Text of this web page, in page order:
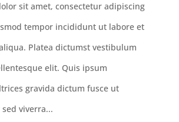
sit amet, consectetur adipiscing
tempor incididunt ut labore et
Platea dictumst vestibulum
elit. Quis ipsum
gravida dictum fusce ut
viverra...